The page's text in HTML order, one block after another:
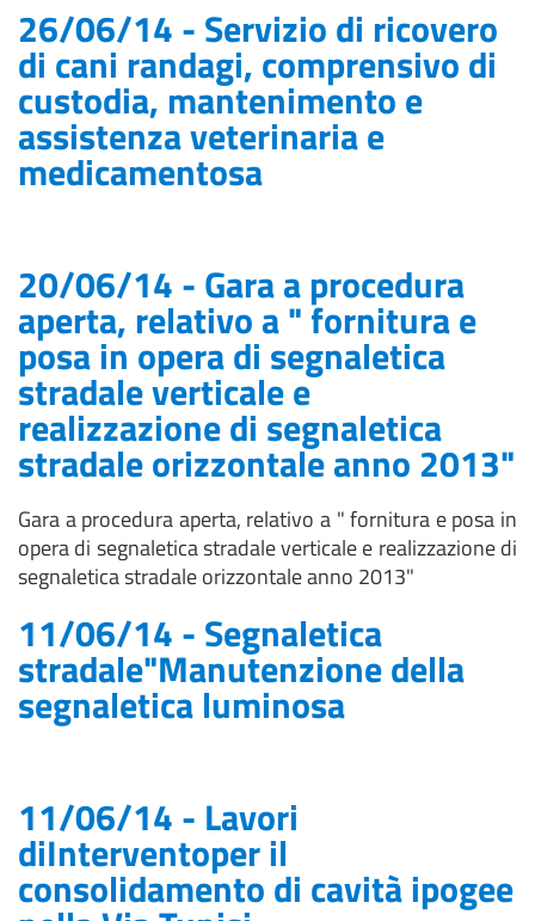
26/06/14 - Servizio di ricovero
di cani randagi, comprensivo di
custodia, mantenimento e
assistenza veterinaria e
medicamentosa
20/06/14 - Gara a procedura
aperta, relativo a " fornitura e
posa in opera di segnaletica
stradale verticale e
realizzazione di segnaletica
stradale orizzontale anno 2013"
Gara a procedura aperta, relativo a " fornitura e posa in
opera di segnaletica stradale verticale e realizzazione di
segnaletica stradale orizzontale anno 2013"
11/06/14 -Segnaletica
stradale"Manutenzione della
segnaletica luminosa
11/06/14 - Lavori
diInterventoper il
consolidamento di cavità ipogee